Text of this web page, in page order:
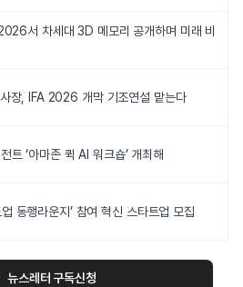
서 차세대 3D 메모리 공개하며 미래 비
장, IFA 2026 개막 기조연설 맡는다
트 ‘아마존 퀵 AI 워크숍’ 개최해
동행라운지’ 참여 혁신 스타트업 모집
뉴스레터 구독신청